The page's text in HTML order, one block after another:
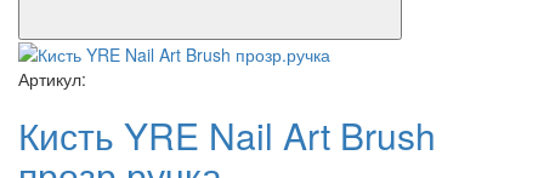
Артикул:
Кисть YRE Nail Art Brush